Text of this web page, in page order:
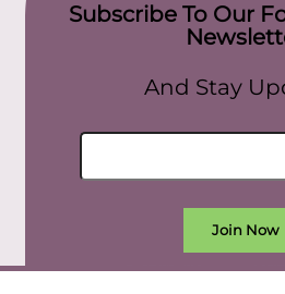
Subscribe To Our
And Stay
Join Now